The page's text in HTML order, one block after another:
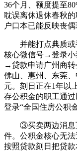
36个月、额度提至
耽误离休退休春秋
户口本已能反映丧偶
并能打点典质或
核心微信号→登录
→贷款申请广州商转
佛山、惠州、东莞
元。刻日正在1年以
存公积金的职工通过
登录“全国住房公积
③买卖两边消息页
件。公积金核心无
按照贷款刻日把贷